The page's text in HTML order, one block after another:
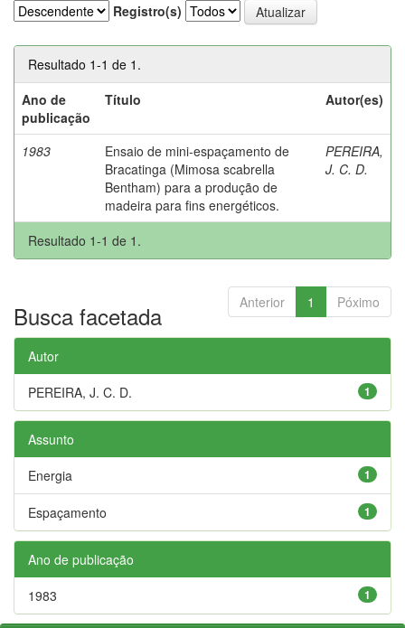
Registro(s)
Resultado 1-1 de 1.
Ano de
publicação
Título Autor(es)
1983
Ensaio de mini-espaçamento de
Bracatinga (Mimosa scabrella
Bentham) para a produção de
madeira para fins energéticos.
PEREIRA,
J. C. D.
Resultado 1-1 de 1.
Anterior 1 Póximo
Busca facetada
Autor
1
PEREIRA, J. C. D.
Assunto
1
Energia
1
Espaçamento
Ano de publicação
1
1983